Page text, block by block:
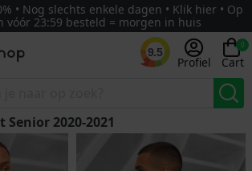
• Nog slechts enkele dagen • Klik hier • Op
vóór 23:59 besteld = morgen in huis
9.5
Profiel
0
Cart
2020-2021